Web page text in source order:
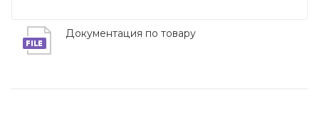
Документация по товару